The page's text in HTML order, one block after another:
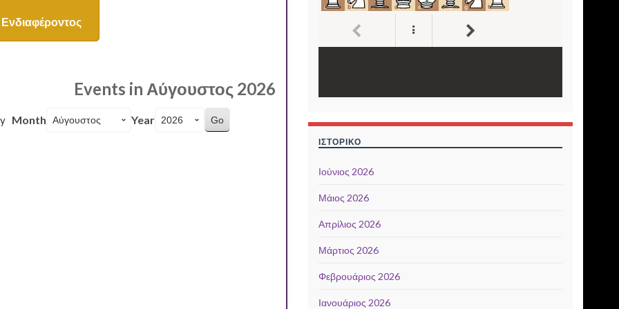
Events in Αύγουστος 2026
Month Year
ΙΣΤΟΡΙΚΌ
Ιούνιος 2026
Μάιος 2026
Απρίλιος 2026
Μάρτιος 2026
Φεβρουάριος 2026
Ιανουάριος 2026